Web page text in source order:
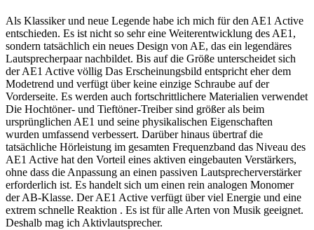
Als Klassiker und neue Legende habe ich mich für den AE1 Active
entschieden. Es ist nicht so sehr eine Weiterentwicklung des AE1,
sondern tatsächlich ein neues Design von AE, das ein legendäres
Lautsprecherpaar nachbildet. Bis auf die Größe unterscheidet sich
der AE1 Active völlig Das Erscheinungsbild entspricht eher dem
Modetrend und verfügt über keine einzige Schraube auf der
Vorderseite. Es werden auch fortschrittlichere Materialien verwendet
Die Hochtöner- und Tieftöner-Treiber sind größer als beim
ursprünglichen AE1 und seine physikalischen Eigenschaften
wurden umfassend verbessert. Darüber hinaus übertraf die
tatsächliche Hörleistung im gesamten Frequenzband das Niveau des
AE1 Active hat den Vorteil eines aktiven eingebauten Verstärkers,
ohne dass die Anpassung an einen passiven Lautsprecherverstärker
erforderlich ist. Es handelt sich um einen rein analogen Monomer
der AB-Klasse. Der AE1 Active verfügt über viel Energie und eine
extrem schnelle Reaktion . Es ist für alle Arten von Musik geeignet.
Deshalb mag ich Aktivlautsprecher.